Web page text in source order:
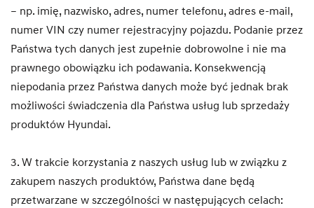
– np. imię, nazwisko, adres, numer telefonu, adres e-mail,
numer VIN czy numer rejestracyjny pojazdu. Podanie przez
Państwa tych danych jest zupełnie dobrowolne i nie ma
prawnego obowiązku ich podawania. Konsekwencją
niepodania przez Państwa danych może być jednak brak
możliwości świadczenia dla Państwa usług lub sprzedaży
produktów Hyundai.
3. W trakcie korzystania z naszych usług lub w związku z
zakupem naszych produktów, Państwa dane będą
przetwarzane w szczególności w następujących celach: